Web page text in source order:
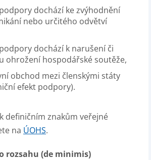
dochází ke zvýhodnění
nebo určitého odvětví
dochází k narušení či
ohrožení hospodářské soutěže,
obchod mezi členskými státy
efekt podpory).
definičním znakům veřejné
na ÚOHS.
rozsahu (de minimis)